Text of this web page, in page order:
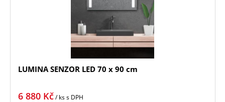
LUMINA SENZOR LED 70 x 90 cm
6 880 Kč/ kss DPH